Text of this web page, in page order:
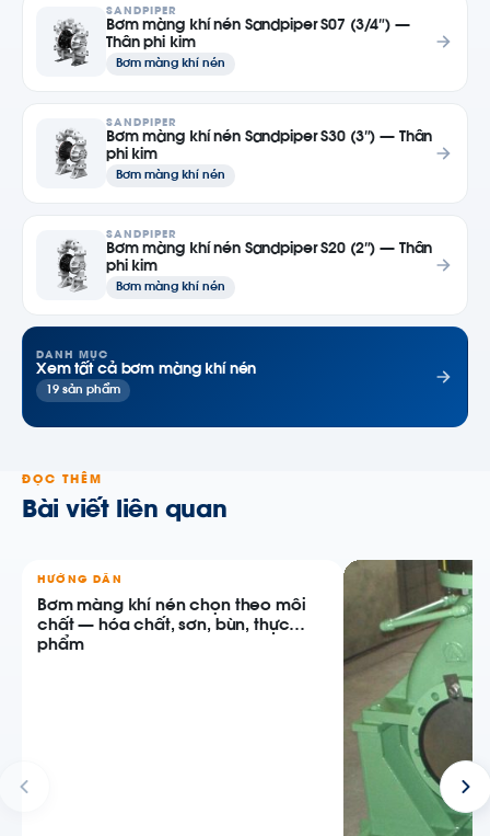
SANDPIPER
Bơm màng khí nén Sandpiper S07 (3/4″) —
Thân phi kim
Bơm màng khí nén
SANDPIPER
Bơm màng khí nén Sandpiper S30 (3″) — Thân
phi kim
Bơm màng khí nén
SANDPIPER
Bơm màng khí nén Sandpiper S20 (2″) — Thân
phi kim
Bơm màng khí nén
DANH MỤC
Xem tất cả bơm màng khí nén
19 sản phẩm
ĐỌC THÊM
Bài viết liên quan
HƯỚNG DẪN
Bơm màng khí nén chọn theo môi
chất — hóa chất, sơn, bùn, thực
phẩm